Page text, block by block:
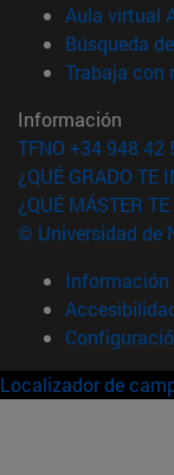
Aula virtual
Búsqueda
Trabaja con
Información
TFNO +34 948 42
¿QUÉ GRADO TE
¿QUÉ MÁSTER
© Universidad de
Información
Localizador de